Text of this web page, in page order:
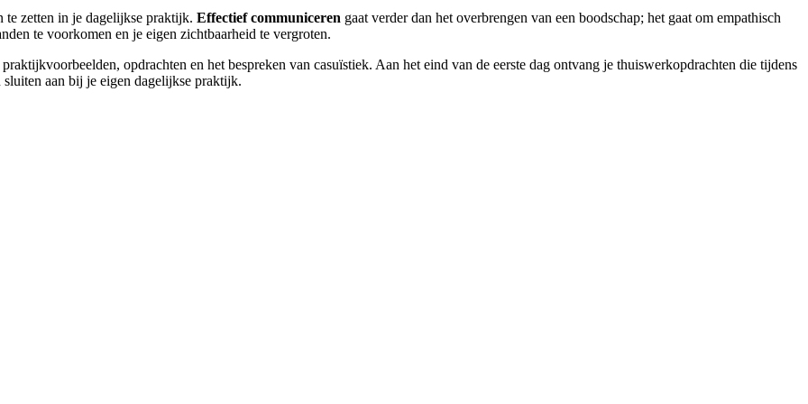
te zetten in je dagelijkse praktijk. Effectief communiceren gaat verder dan het overbrengen van een boodschap; het gaat om empathisch
te voorkomen en je eigen zichtbaarheid te vergroten.
opdrachten en het bespreken van casuïstiek. Aan het eind van de eerste dag ontvang je thuiswerkopdrachten die tijdens
aan bij je eigen dagelijkse praktijk.